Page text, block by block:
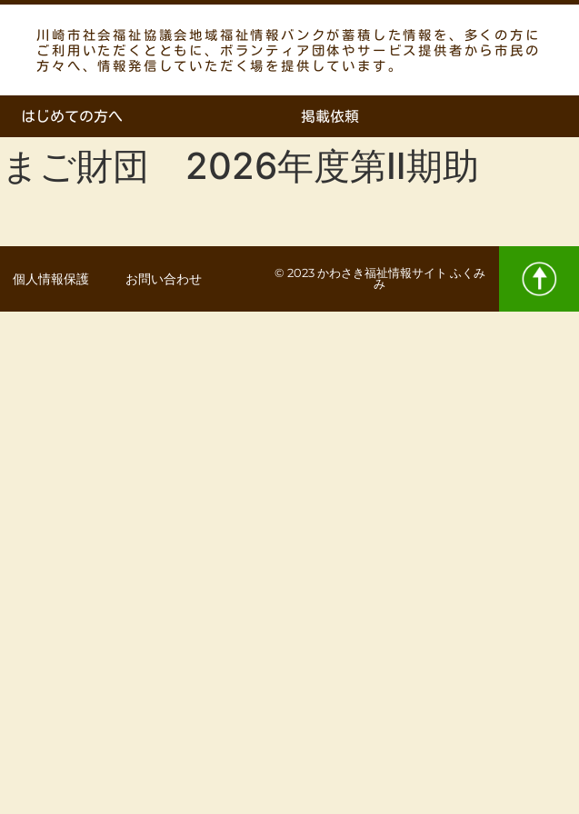
川崎市社会福祉協議会地域福祉情報バンクが蓄積した情報を、多くの方に
ご利用いただくとともに、ボランティア団体やサービス提供者から市民の
方々へ、情報発信していただく場を提供しています。
はじめての方へ 掲載依頼
ご財団 2026年度第Ⅱ期助
個人情報保護 お問い合わせ
© 2023 かわさき福祉情報サイト ふくみ
み